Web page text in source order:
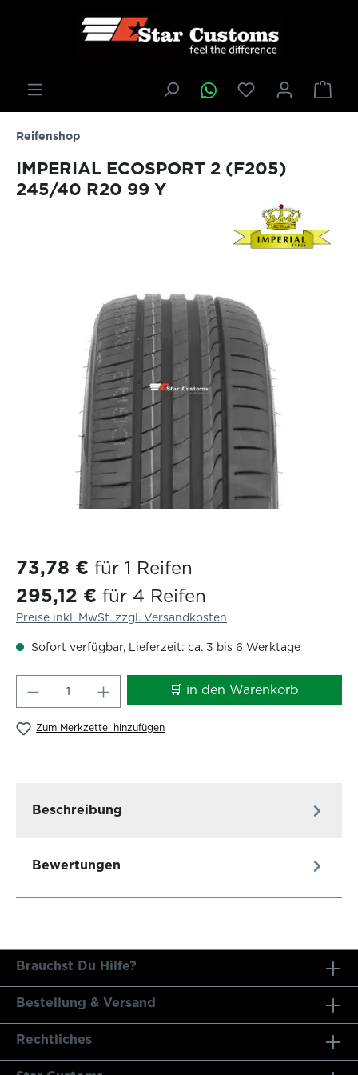
springen
Reifenshop
IMPERIAL ECOSPORT 2 (F205)
245/40 R20 99 Y
73,78 € für 1 Reifen
295,12 € für 4 Reifen
Preise inkl. MwSt. zzgl. Versandkosten
Sofort verfügbar, Lieferzeit: ca. 3 bis 6 Werktage
Produkt Anzahl: Gib den🛒 in den Warenkorb
Zum Merkzettel hinzufügen
Beschreibung
Bewertungen
Brauchst Du Hilfe?
Bestellung & Versand
Rechtliches